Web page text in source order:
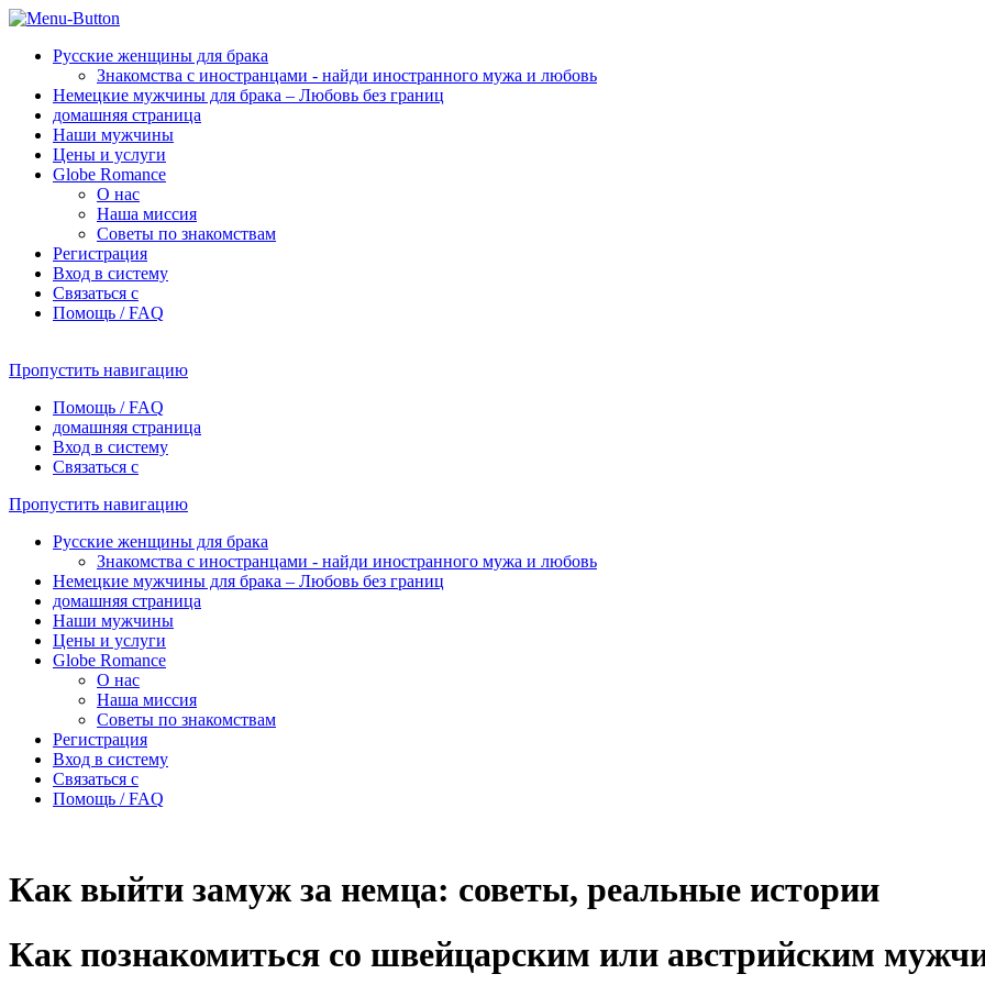
Pусские женщины для брака
Знакомства с иностранцами - найди иностранного мужа и любовь
Немецкие мужчины для брака – Любовь без границ
домашняя страница
Наши мужчины
Цены и услуги
Globe Romance
О нас
Наша миссия
Советы по знакомствам
Регистрация
Вход в систему
Связаться с
Помощь / FAQ
Пропустить навигацию
Помощь / FAQ
домашняя страница
Вход в систему
Связаться с
Пропустить навигацию
Pусские женщины для брака
Знакомства с иностранцами - найди иностранного мужа и любовь
Немецкие мужчины для брака – Любовь без границ
домашняя страница
Наши мужчины
Цены и услуги
Globe Romance
О нас
Наша миссия
Советы по знакомствам
Регистрация
Вход в систему
Связаться с
Помощь / FAQ
Как выйти замуж за немца: советы, реальные истории
Как познакомиться со швейцарским или австрийским